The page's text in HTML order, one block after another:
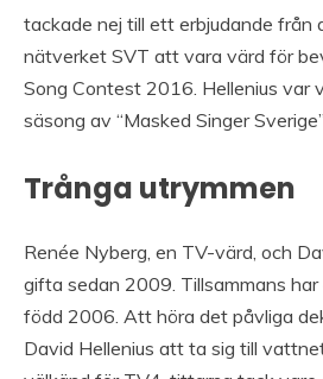
tackade nej till ett erbjudande från
nätverket SVT att vara värd för
Song Contest 2016. Hellenius var
säsong av “Masked Singer
Trånga utrymmen
Renée Nyberg, en TV-värd, och
gifta sedan 2009. Tillsammans
född 2006. Att höra det påvliga
David Hellenius att ta sig till